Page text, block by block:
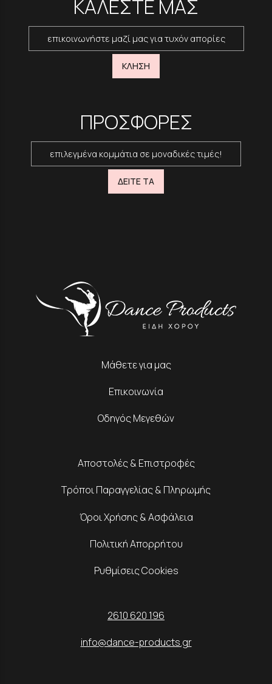
ΚΑΛΕΣΤΕ ΜΑΣ
επικοινωνήστε μαζί μας για τυχόν απορίες
ΚΛΗΣΗ
ΠΡΟΣΦΟΡΕΣ
επιλεγμένα κομμάτια σε μοναδικές τιμές!
ΔΕΙΤΕ ΤΑ
Μάθετε για μας
Επικοινωνία
Οδηγός Μεγεθών
Αποστολές & Επιστροφές
Τρόποι Παραγγελίας & Πληρωμής
Όροι Χρήσης & Ασφάλεια
Πολιτική Απορρήτου
Ρυθμίσεις Cookies
2610 620 196
info@dance-products.gr